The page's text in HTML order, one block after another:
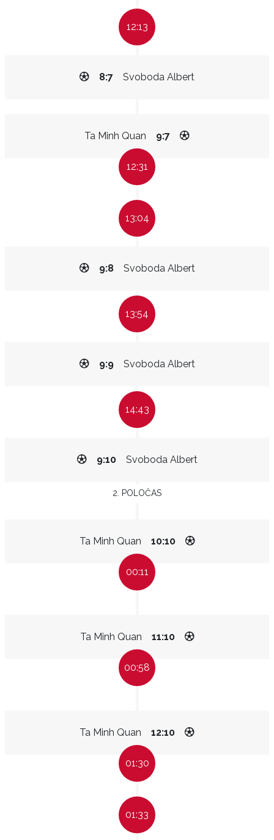
12:13
Svoboda Albert
8:7
Ta Minh Quan 9:7
12:31
13:04
Svoboda Albert
9:8
13:54
Svoboda Albert
9:9
14:43
Svoboda Albert
9:10
2. POLOČAS
Ta Minh Quan 10:10
00:11
Ta Minh Quan 11:10
00:58
Ta Minh Quan 12:10
01:30
01:33